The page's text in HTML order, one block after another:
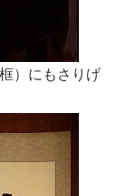
）にもさりげ